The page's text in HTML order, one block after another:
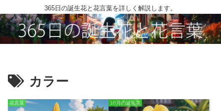
365日の誕生花と花言葉を詳しく解説します。
カラー
花言葉 10月の誕生花